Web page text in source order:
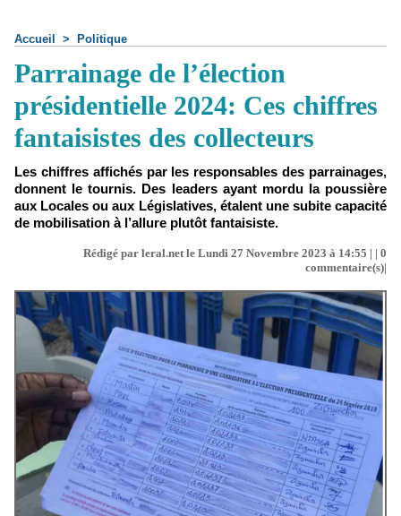
Accueil > Politique
Parrainage de l’élection
présidentielle 2024: Ces chiffres
fantaisistes des collecteurs
Les chiffres affichés par les responsables des parrainages,
donnent le tournis. Des leaders ayant mordu la poussière
aux Locales ou aux Législatives, étalent une subite capacité
de mobilisation à l’allure plutôt fantaisiste.
Rédigé par leral.net le Lundi 27 Novembre 2023 à 14:55 | | 0
commentaire(s)|